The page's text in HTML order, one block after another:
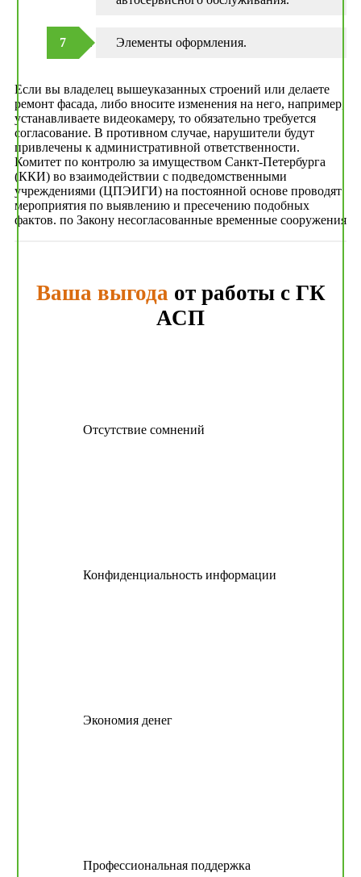
Элементы оформления.
Если вы владелец вышеуказанных строений или делаете
ремонт фасада, либо вносите изменения на него, например,
устанавливаете видеокамеру, то обязательно требуется
согласование. В противном случае, нарушители будут
привлечены к административной ответственности.
Комитет по контролю за имуществом Санкт-Петербурга
(ККИ) во взаимодействии с подведомственными
учреждениями (ЦПЭИГИ) на постоянной основе проводят
мероприятия по выявлению и пресечению подобных
фактов. по Закону несогласованные временные сооружения
Ваша выгода от работы с ГК
АСП
Отсутствие сомнений
Конфиденциальность информации
Экономия денег
Профессиональная поддержка